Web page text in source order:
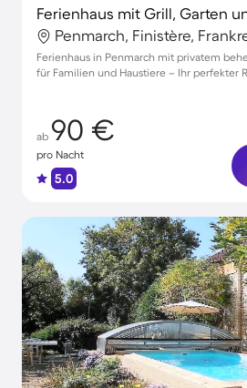
Penmarch, Finistère,
Ferienhaus in Penmarch mit privatem
für Familien und Haustiere – Ihr perfekter
ab 90 €
pro Nacht
5.0